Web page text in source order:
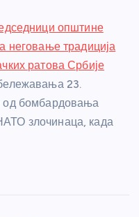
општине
неговање традиција
ратова Србије
23.
бомбардовања
злочинаца, када